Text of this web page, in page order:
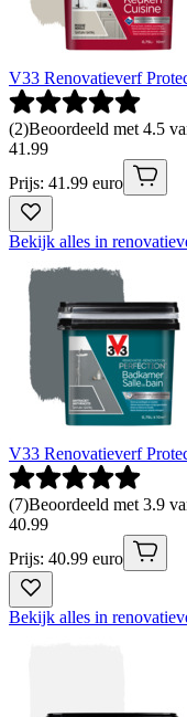
V33 Renovatieverf
(2)Beoordeeld met 4.5
41 .99
Prijs: 41.99 euro
Bekijk alles in
V33 Renovatieverf
(7)Beoordeeld met 3.9
40.99
Prijs: 40.99 euro
Bekijk alles in